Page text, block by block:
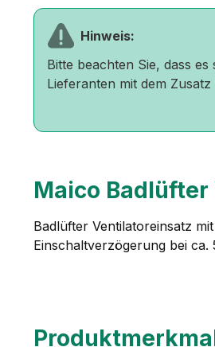
Hinweis:
Bitte beachten Sie, dass
Lieferanten mit dem
Maico Badlüfter
Badlüfter Ventilatoreinsatz
Einschaltverzögerung bei